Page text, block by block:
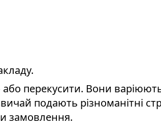
перекусити. Вони
подають різноманітні
замовлення.